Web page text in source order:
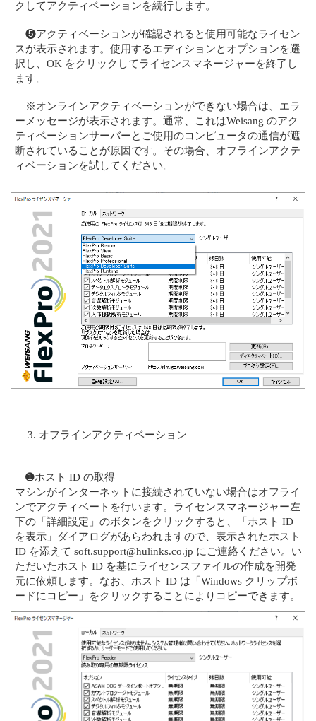
クしてアクティベーションを続行します。
❺アクティベーションが確認されると使用可能なライセン
スが表示されます。使用するエディションとオプションを選
択し、OK をクリックしてライセンスマネージャーを終了し
ます。
※オンラインアクティベーションができない場合は、エラ
ーメッセージが表示されます。通常、これはWeisang のアク
ティベーションサーバーとご使用のコンピュータの通信が遮
断されていることが原因です。その場合、オフラインアクテ
ィベーションを試してください。
オフラインアクティベーション
➊ホスト ID の取得
マシンがインターネットに接続されていない場合はオフライ
ンでアクティベートを行います。ライセンスマネージャー左
下の「詳細設定」のボタンをクリックすると、「ホスト ID
を表示」ダイアログがあらわれますので、表示されたホスト
ID を添えて soft.support@hulinks.co.jp にご連絡ください。い
ただいたホスト ID を基にライセンスファイルの作成を開発
元に依頼します。なお、ホスト ID は「Windows クリップボ
ードにコピー」をクリックすることによりコピーできます。